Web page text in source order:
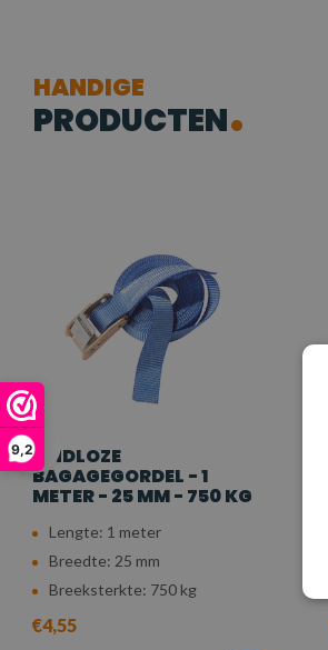
9,2
HANDIGE
PRODUCTEN
EINDLOZE
BAGAGEGORDEL - 1
METER - 25 MM - 750 KG
Lengte: 1 meter
Breedte: 25 mm
Breeksterkte: 750 kg
€4,55